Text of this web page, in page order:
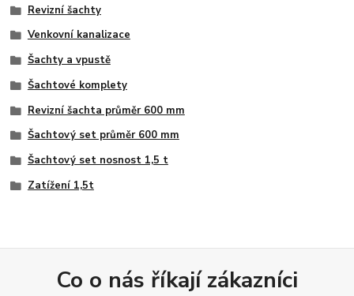
Revizní šachty
Venkovní kanalizace
Šachty a vpustě
Šachtové komplety
Revizní šachta průměr 600 mm
Šachtový set průměr 600 mm
Šachtový set nosnost 1,5 t
Zatížení 1,5t
Co o nás říkají zákazníci